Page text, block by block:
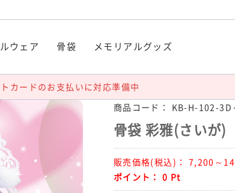
ウェア 骨袋 メモリアルグッズ
カードのお支払いに対応準備中
商品コード：
KB-H-102-3D
骨袋 彩雅(さいが)
販売価格(税込)： 7,200～
ポイント：0 Pt